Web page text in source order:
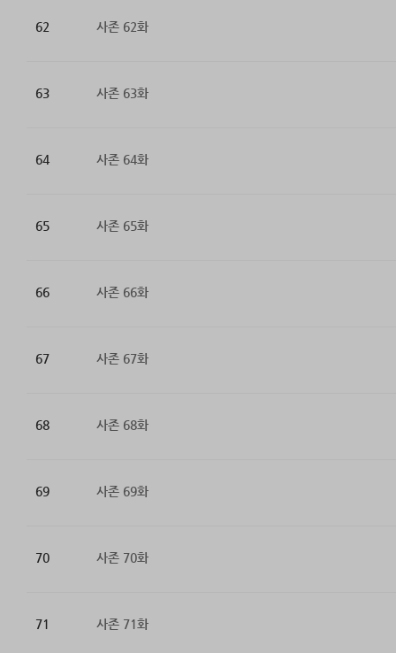
62 사존 62화
63 사존 63화
64 사존 64화
65 사존 65화
66 사존 66화
67 사존 67화
68 사존 68화
69 사존 69화
70 사존 70화
71 사존 71화